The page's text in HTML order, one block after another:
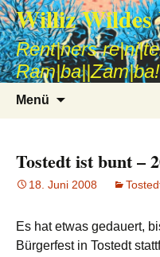
Williz Wildes
Rent|ners
Ram|ba||Zam|ba!
Menü
Tostedt ist bunt –
18. Juni 2008
Es hat etwas gedauert,
Bürgerfest in Tostedt